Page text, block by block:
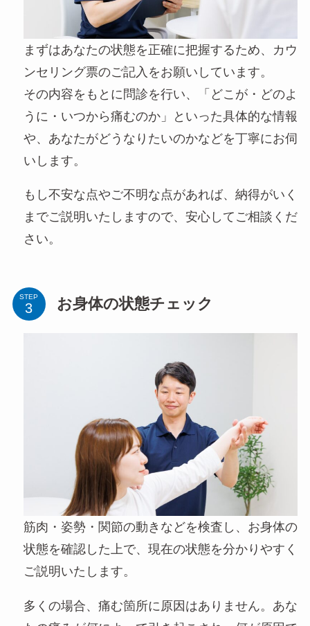
まずはあなたの状態を正確に把握するため、カウ
ンセリング票のご記入をお願いしています。
その内容をもとに問診を行い、「どこが・どのよ
うに・いつから痛むのか」といった具体的な情報
や、あなたがどうなりたいのかなどを丁寧にお伺
いします。
もし不安な点やご不明な点があれば、納得がいく
までご説明いたしますので、安心してご相談くだ
さい。
STEP お身体の状態チェック
筋肉・姿勢・関節の動きなどを検査し、お身体の
状態を確認した上で、現在の状態を分かりやすく
ご説明いたします。
多くの場合、痛む箇所に原因はありません。あな